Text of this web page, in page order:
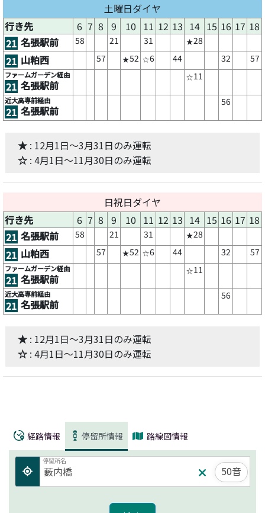
土曜日ダイヤ
行き先
6 7 8 9 10 11 12 13 14 15 16 17 18
21 名張駅前 58 21 31 ★28
21 山粕西 57 ★52 ☆6 44 32 57
ファームガーデン経由
21 名張駅前
☆11
近大高専前経由
21 名張駅前
56
★ : 12月1日～3月31日のみ運転
☆ : 4月1日～11月30日のみ運転
日祝日ダイヤ
行き先
6 7 8 9 10 11 12 13 14 15 16 17 18
21 名張駅前 58 21 31 ★28
21 山粕西 57 ★52 ☆6 44 32 57
ファームガーデン経由
21 名張駅前
☆11
近大高専前経由
21 名張駅前
56
★ : 12月1日～3月31日のみ運転
☆ : 4月1日～11月30日のみ運転
経路情報 停留所情報 路線図情報
停留所名
50音